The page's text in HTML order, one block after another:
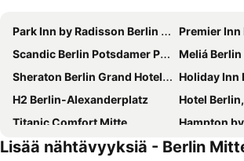
Park Inn by Radisson Berlin Alexanderplatz
Premier Inn
Scandic Berlin Potsdamer Platz
Meliá Berlin
Sheraton Berlin Grand Hotel Esplanade
Holiday Inn Express
H2 Berlin-Alexanderplatz
Hotel Berlin, Berlin, a
Titanic Comfort Mitte
Hampton by Hilton
Hotel Riu Plaza Berlin
MEININGER
Lisää nähtävyyksiä - Berlin